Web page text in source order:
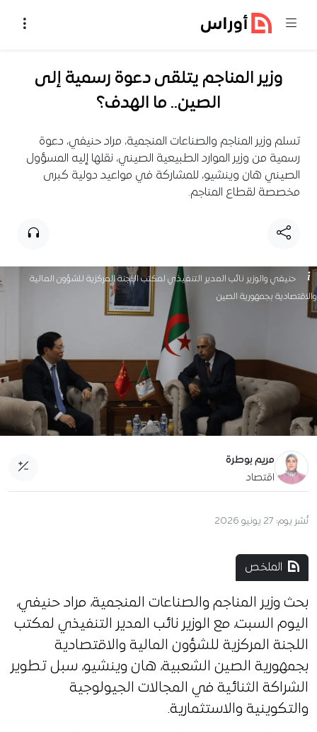
وزير المناجم يتلقى دعوة رسمية إلى
الصين.. ما الهدف؟
تسلم وزير المناجم والصناعات المنجمية، مراد حنيفي، دعوة
رسمية من وزير الموارد الطبيعية الصيني، نقلها إليه المسؤول
الصيني هان وينشيو، للمشاركة في مواعيد دولية كبرى
مخصصة لقطاع المناجم.
حنيفي والوزير نائب المدير التنفيذي لمكتب اللجنة المركزية للشؤون المالية
والاقتصادية بجمهورية الصين
مريم بوطرة
اقتصاد
نُشر يوم: 27 يونيو 2026
الملخص
بحث وزير المناجم والصناعات المنجمية، مراد حنيفي،
اليوم السبت، مع الوزير نائب المدير التنفيذي لمكتب
اللجنة المركزية للشؤون المالية والاقتصادية
بجمهورية الصين الشعبية، هان وينشيو، سبل تطوير
الشراكة الثنائية في المجالات الجيولوجية
والتكوينية والاستثمارية.